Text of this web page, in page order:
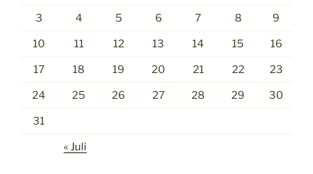
3 4 5 6 7 8 9
10 11 12 13 14 15 16
17 18 19 20 21 22 23
24 25 26 27 28 29 30
31
« Juli